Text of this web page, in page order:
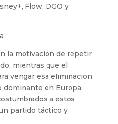
Flow, DGO y
la motivación de repetir
mientras que el
vengar esa eliminación
dominante en Europa.
a estos
partido táctico y